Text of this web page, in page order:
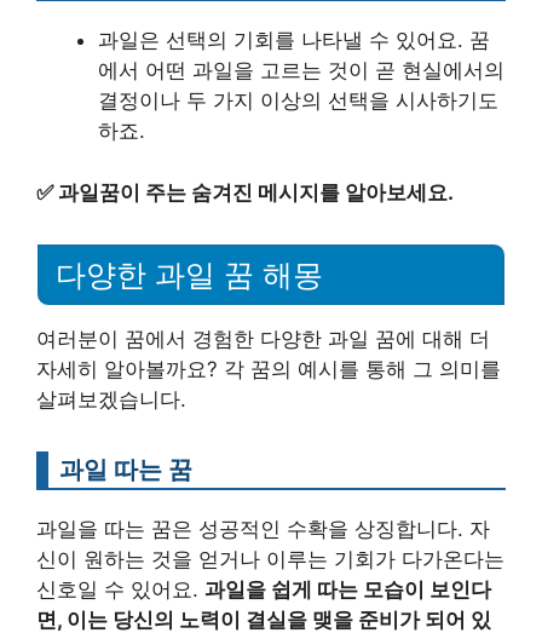
과일은 선택의 기회를 나타낼 수 있어요. 꿈
에서 어떤 과일을 고르는 것이 곧 현실에서의
결정이나 두 가지 이상의 선택을 시사하기도
하죠.
✅과일꿈이 주는 숨겨진 메시지를 알아보세요.
다양한 과일 꿈 해몽
여러분이 꿈에서 경험한 다양한 과일 꿈에 대해 더
자세히 알아볼까요? 각 꿈의 예시를 통해 그 의미를
살펴보겠습니다.
과일 따는 꿈
과일을 따는 꿈은 성공적인 수확을 상징합니다. 자
신이 원하는 것을 얻거나 이루는 기회가 다가온다는
신호일 수 있어요. 과일을 쉽게 따는 모습이 보인다
면, 이는 당신의 노력이 결실을 맺을 준비가 되어 있